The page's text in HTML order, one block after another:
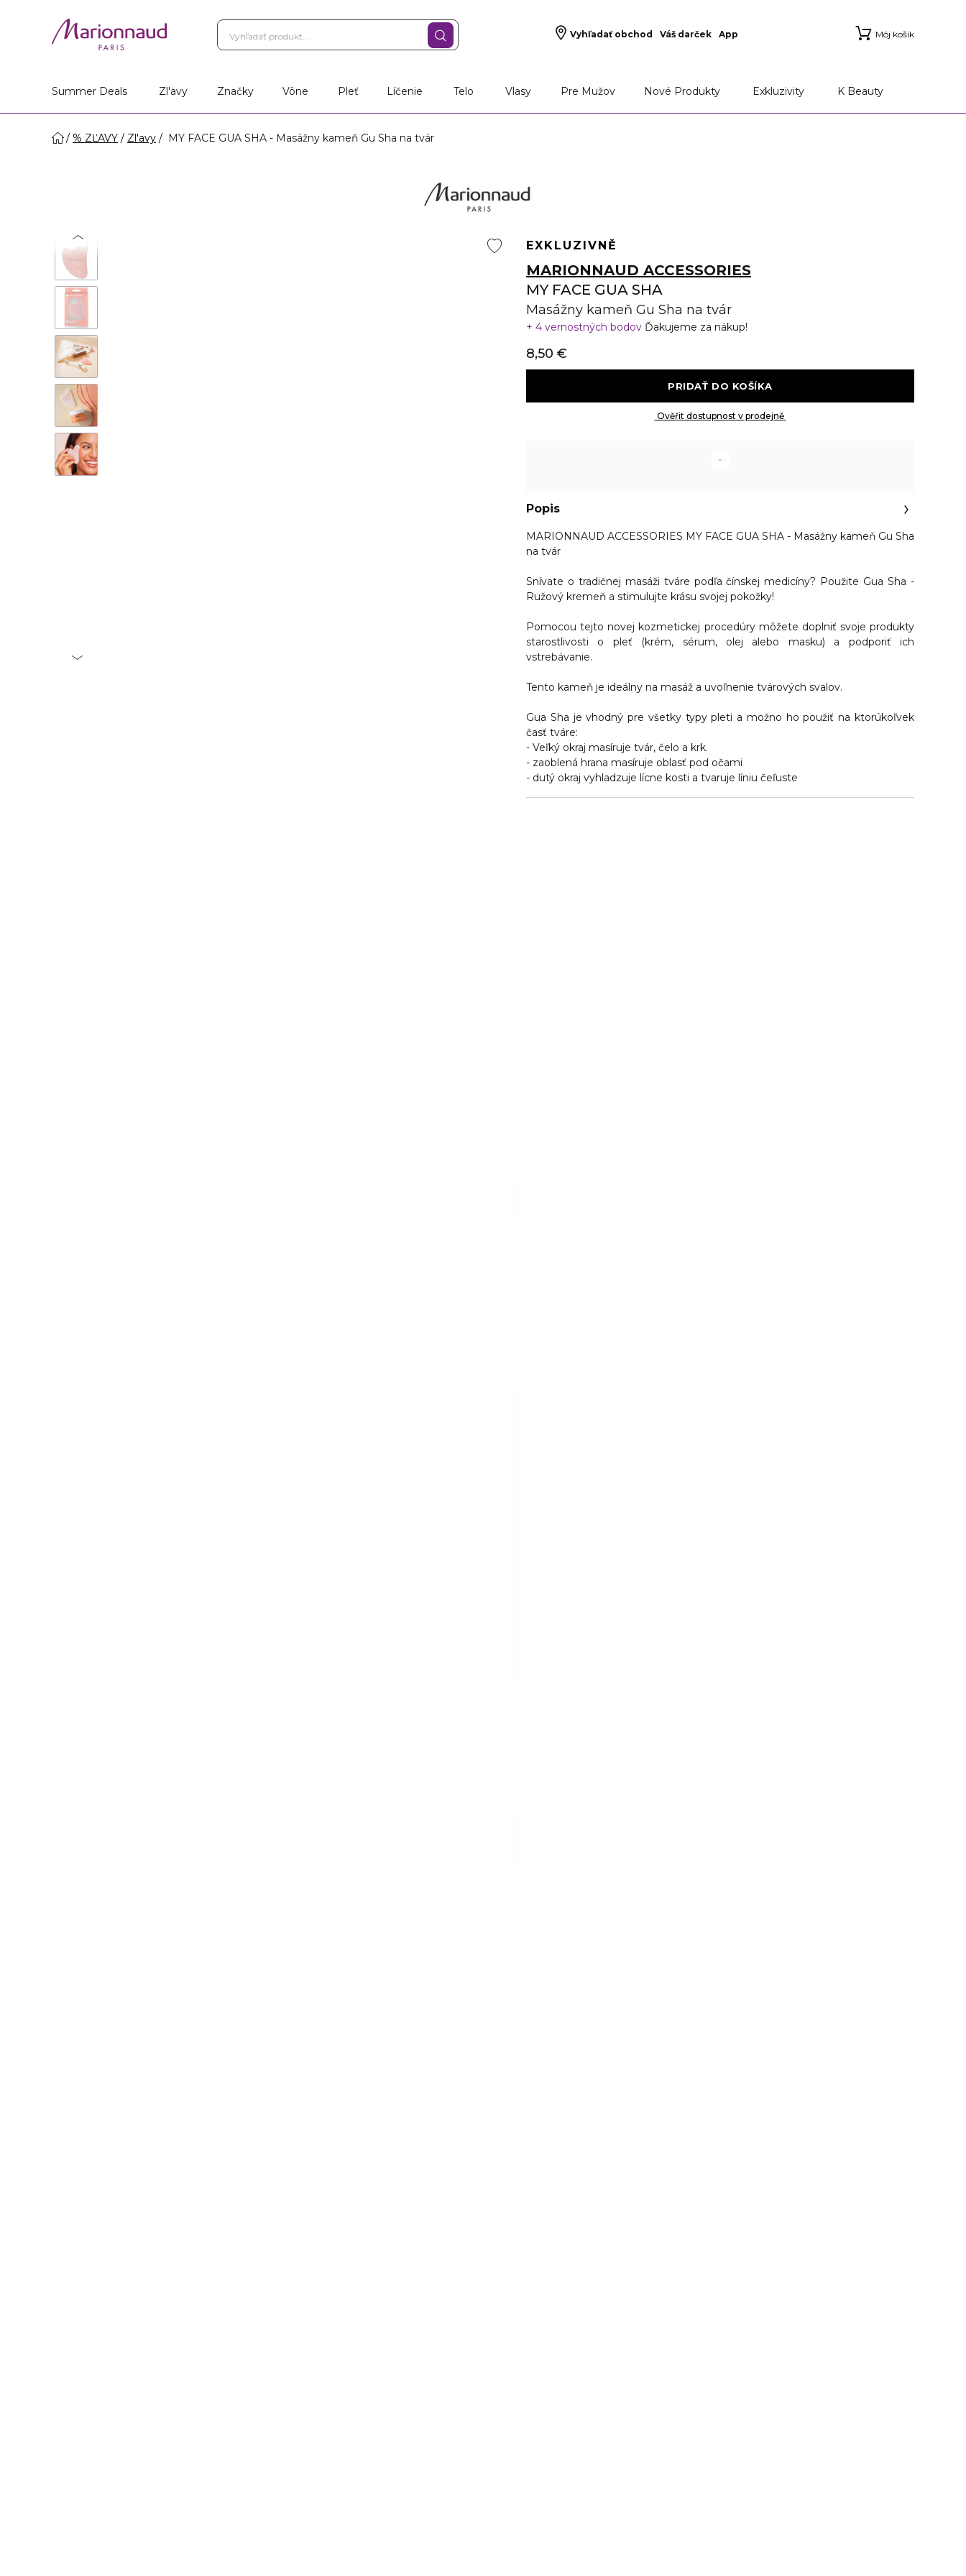
Vyhľadať obchod Váš darček App Môj košík
Summer Deals Zl'avy Značky Vône Pleť Líčenie Telo Vlasy Pre Mužov Nové Produkty Exkluzivity K Beauty
% ZĽAVY Zl'avy MY FACE GUA SHA - Masážny kameň Gu Sha na tvár
EXKLUZIVNĚ
MARIONNAUD ACCESSORIES
MY FACE GUA SHA
Masážny kameň Gu Sha na tvár
4 vernostných bodov Ďakujeme za nákup!
8,50 €
Ověřit dostupnost v prodejně
Popis
MARIONNAUD ACCESSORIES MY FACE GUA SHA - Masážny kameň Gu Sha
na tvár
Snívate o tradičnej masáži tváre podľa čínskej medicíny? Použite Gua Sha -
Ružový kremeň a stimulujte krásu svojej pokožky!
Pomocou tejto novej kozmetickej procedúry môžete doplniť svoje produkty
starostlivosti o pleť (krém, sérum, olej alebo masku) a podporiť ich
vstrebávanie.
Tento kameň je ideálny na masáž a uvoľnenie tvárových svalov.
Gua Sha je vhodný pre všetky typy pleti a možno ho použiť na ktorúkoľvek
časť tváre:
- Veľký okraj masíruje tvár, čelo a krk.
- zaoblená hrana masíruje oblasť pod očami
- dutý okraj vyhladzuje lícne kosti a tvaruje líniu čeľuste